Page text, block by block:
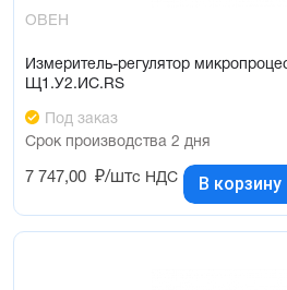
ОВЕН
Измеритель-регулятор
Щ1.У2.ИС.RS
Под заказ
Срок производства 2 дня
7 747,00 ₽/штс НДС В корзину